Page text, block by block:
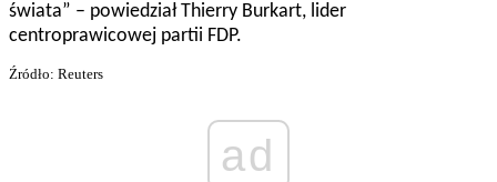
świata” – powiedział Thierry Burkart, lider
centroprawicowej partii FDP.
Źródło: Reuters
ad